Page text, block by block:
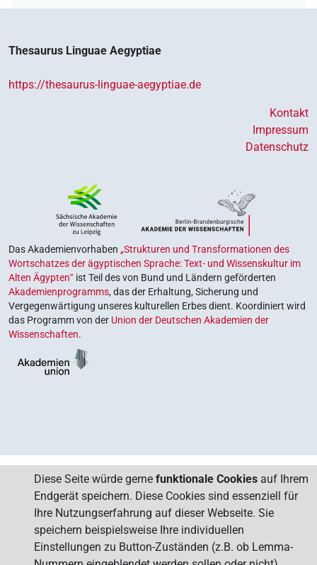
Thesaurus Linguae Aegyptiae
https://thesaurus-linguae-aegyptiae.de
Kontakt
Impressum
Datenschutz
Das Akademienvorhaben „Strukturen und Transformationen des
Wortschatzes der ägyptischen Sprache: Text- und Wissenskultur im
Alten Ägypten‟ ist Teil des von Bund und Ländern geförderten
Akademienprogramms, das der Erhaltung, Sicherung und
Vergegenwärtigung unseres kulturellen Erbes dient. Koordiniert wird
das Programm von der Union der Deutschen Akademien der
Wissenschaften.
Diese Seite würde gerne funktionale Cookies auf Ihrem
Endgerät speichern. Diese Cookies sind essenziell für
Ihre Nutzungserfahrung auf dieser Webseite. Sie
speichern beispielsweise Ihre individuellen
Einstellungen zu Button-Zuständen (z.B. ob Lemma-